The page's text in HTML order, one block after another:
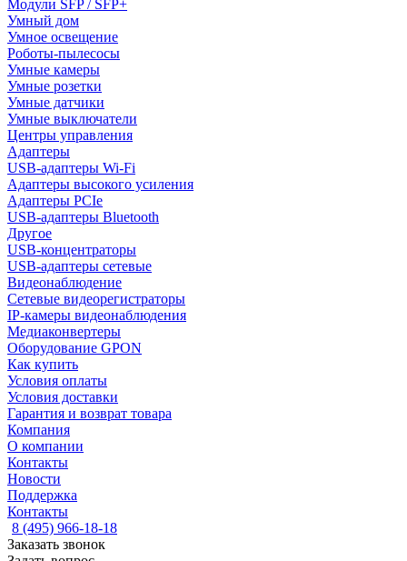
Модули SFP / SFP+
Умный дом
Умное освещение
Роботы-пылесосы
Умные камеры
Умные розетки
Умные датчики
Умные выключатели
Центры управления
Адаптеры
USB-адаптеры Wi-Fi
Адаптеры высокого усиления
Адаптеры PCIe
USB-адаптеры Bluetooth
Другое
USB-концентраторы
USB-адаптеры сетевые
Видеонаблюдение
Сетевые видеорегистраторы
IP-камеры видеонаблюдения
Медиаконвертеры
Оборудование GPON
Как купить
Условия оплаты
Условия доставки
Гарантия и возврат товара
Компания
О компании
Контакты
Новости
Поддержка
Контакты
8 (495) 966-18-18
Заказать звонок